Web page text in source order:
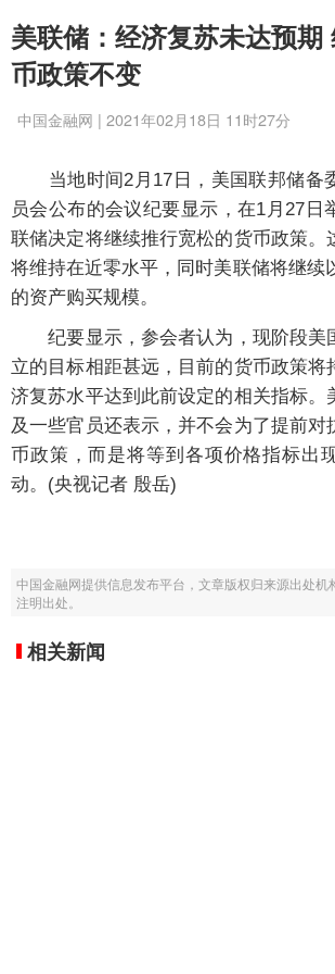
美联储：经济复苏未达预期
币政策不变
中国金融网 | 2021年02月18日 11时27分
当地时间2月17日，美国联邦储备
员会公布的会议纪要显示，在1月27日
联储决定将继续推行宽松的货币政策。
将维持在近零水平，同时美联储将继续
的资产购买规模。
纪要显示，参会者认为，现阶段美
立的目标相距甚远，目前的货币政策将
济复苏水平达到此前设定的相关指标。
及一些官员还表示，并不会为了提前对
币政策，而是将等到各项价格指标出
动。(央视记者 殷岳)
中国金融网提供信息发布平台，文章版权归来源出处机
注明出处。
相关新闻